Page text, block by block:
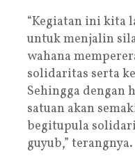
“Kegiatan ini kita
untuk menjalin
wahana
solidaritas serta
Sehingga dengan
satuan akan
begitupula
guyub,” terangnya.